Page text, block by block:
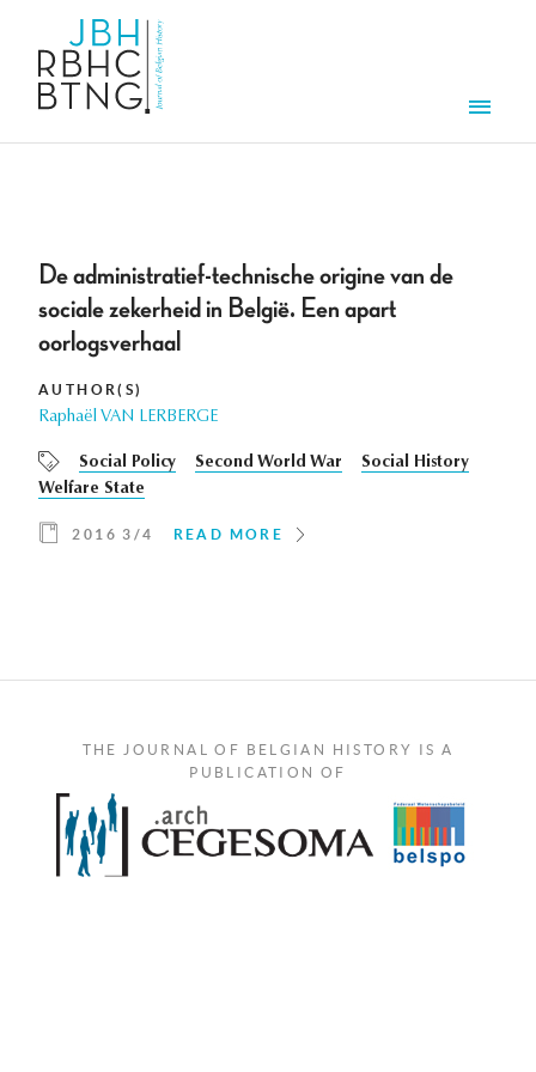
De administratief-technische origine van de
sociale zekerheid in België. Een apart
oorlogsverhaal
AUTHOR(S)
Raphaël VAN LERBERGE
Social Policy Second World War
Social History
Welfare State
2016 3/4 READ MORE
THE JOURNAL OF BELGIAN HISTORY IS A
PUBLICATION OF